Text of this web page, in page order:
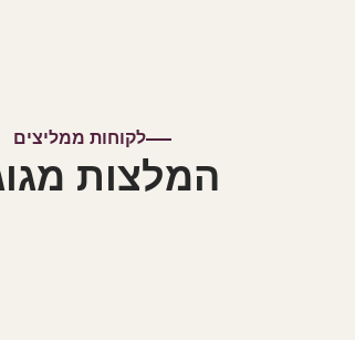
לקוחות ממליצים
המלצות